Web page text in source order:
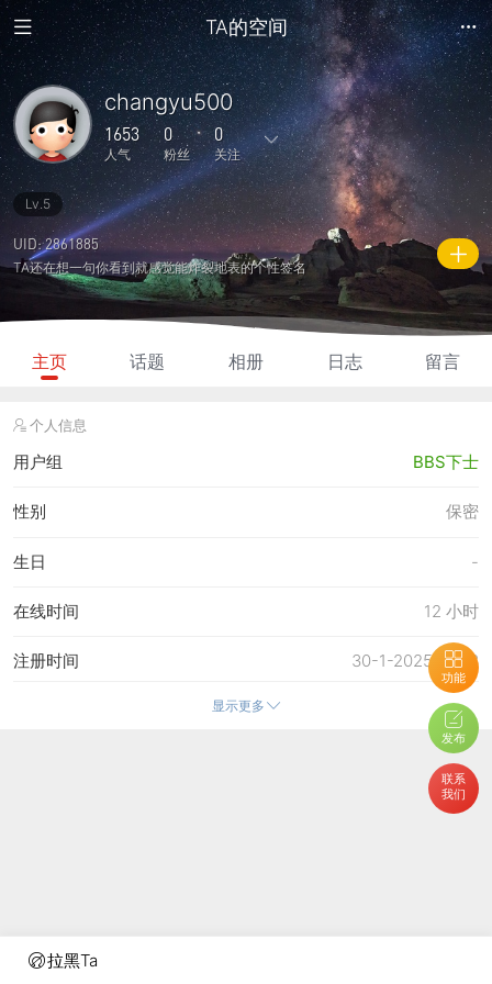
拉黑Ta
TA的空间
功能
发布
联系
我们
changyu500
1653
人气
0
粉丝
0
关注
39
主题
6
回复
0
日志
0
相册
0
好友
0 0
关注
0
说说
1653
人气
1260
积分
Lv.5
UID: 2861885
TA还在想一句你看到就感觉能炸裂地表的个性签名
主页 话题 相册 日志 留言
个人信息
用户组 BBS下士
保密
性别
-
生日
12 小时
在线时间
30-1-2025 16:38
注册时间
3-5-2026 00:13
3-5-2026 00:08
3-5-2026 00:13
显示更多